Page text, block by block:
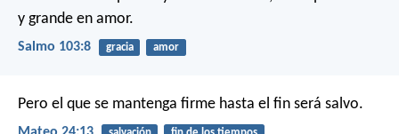
y grande en amor.
Salmo 103:8 gracia amor
Pero el que se mantenga firme hasta el fin será salvo.